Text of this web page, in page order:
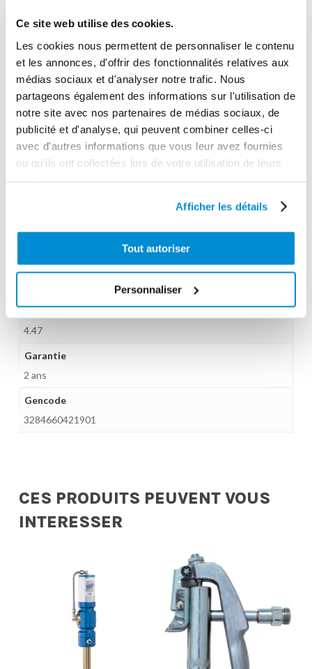
Ce site web utilise des cookies.
Les cookies nous permettent de personnaliser le contenu
et les annonces, d'offrir des fonctionnalités relatives aux
médias sociaux et d'analyser notre trafic. Nous
partageons également des informations sur l'utilisation de
notre site avec nos partenaires de médias sociaux, de
publicité et d'analyse, qui peuvent combiner celles-ci
avec d'autres informations que vous leur avez fournies
ou qu'ils ont collectées lors de votre utilisation de leurs
Afficher les détails
Tout autoriser
Personnaliser
Inox 316L électropoli
Taille max des particules
3 mm
Longueur max d'aspiration
5 m
Longueur max distribution
70 m
Dimensions en cm (L × l × h)
Poids (kg)
4.47
Garantie
2 ans
Gencode
3284660421901
CES PRODUITS PEUVENT VOUS
INTERESSER